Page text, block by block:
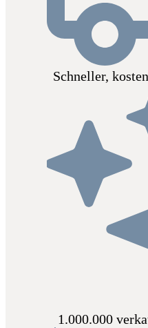
Schneller,
1.000.000